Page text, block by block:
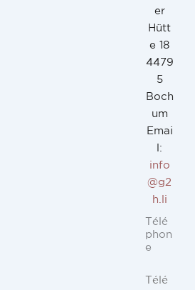
er
Hütt
e 18
4479
5
Boch
um
Emai
l:
info
@g2
h.li
Télé
phon
e
Télé